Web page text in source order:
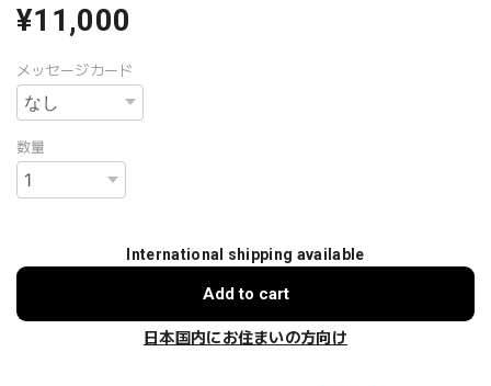
¥11,000
メッセージカード
数量
International shipping available
Add to cart
日本国内にお住まいの方向け